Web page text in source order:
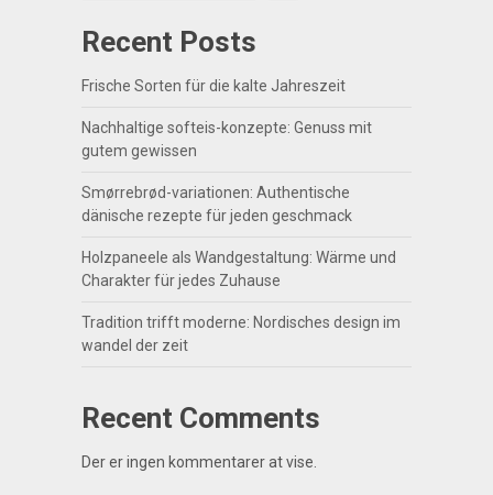
Recent Posts
Frische Sorten für die kalte Jahreszeit
Nachhaltige softeis-konzepte: Genuss mit
gutem gewissen
Smørrebrød-variationen: Authentische
dänische rezepte für jeden geschmack
Holzpaneele als Wandgestaltung: Wärme und
Charakter für jedes Zuhause
Tradition trifft moderne: Nordisches design im
wandel der zeit
Recent Comments
Der er ingen kommentarer at vise.